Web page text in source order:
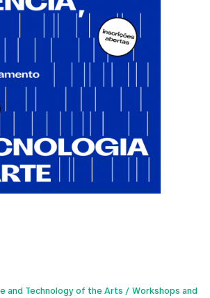
and Technology of the Arts
Workshops and